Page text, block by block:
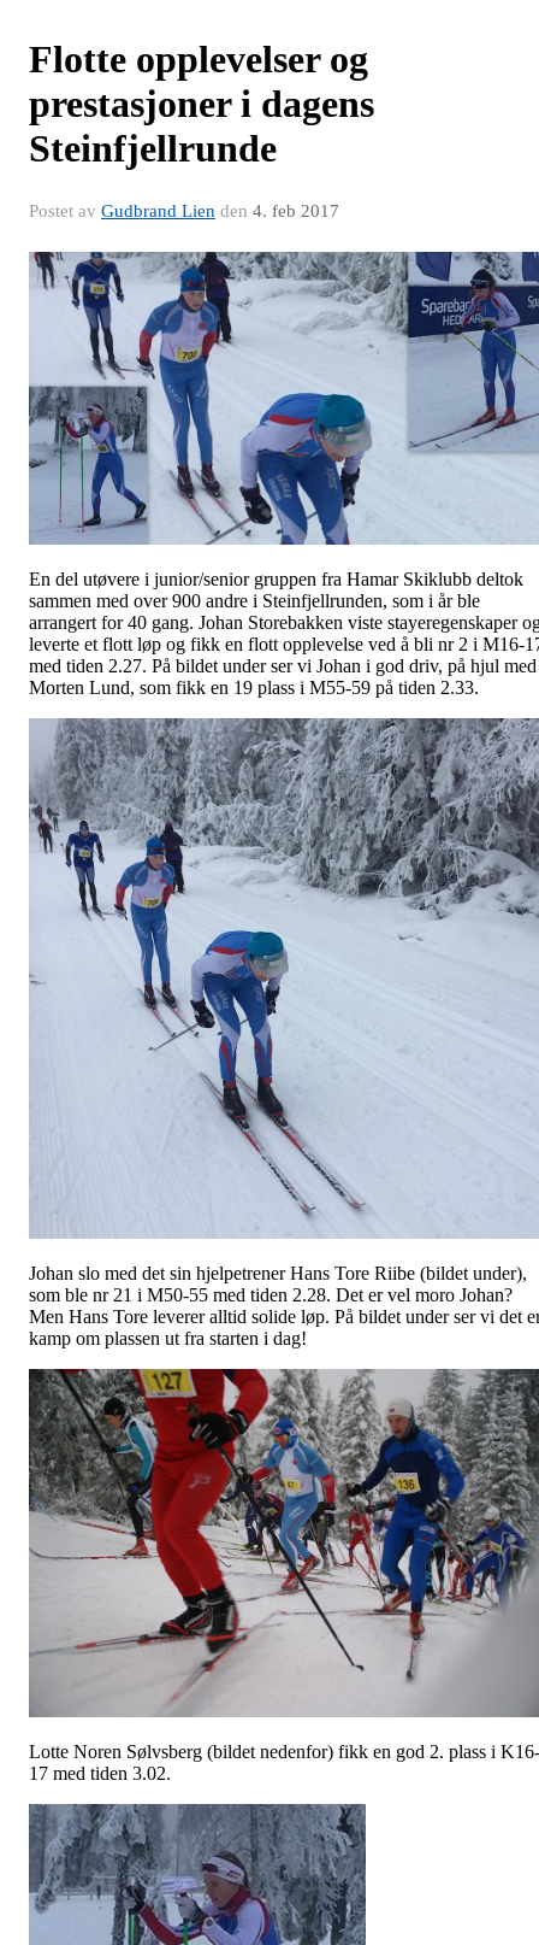
Flotte opplevelser og
prestasjoner i dagens
Steinfjellrunde
Postet av Gudbrand Lien den 4. feb 2017
En del utøvere i junior/senior gruppen fra Hamar Skiklubb deltok
sammen med over 900 andre i Steinfjellrunden, som i år ble
arrangert for 40 gang. Johan Storebakken viste stayeregenskaper
leverte et flott løp og fikk en flott opplevelse ved å bli nr 2 i M16-
med tiden 2.27. På bildet under ser vi Johan i god driv, på hjul med
Morten Lund, som fikk en 19 plass i M55-59 på tiden 2.33.
Johan slo med det sin hjelpetrener Hans Tore Riibe (bildet under),
som ble nr 21 i M50-55 med tiden 2.28. Det er vel moro Johan?
Men Hans Tore leverer alltid solide løp. På bildet under ser vi det
kamp om plassen ut fra starten i dag!
Lotte Noren Sølvsberg (bildet nedenfor) fikk en god 2. plass i K16-
17 med tiden 3.02.